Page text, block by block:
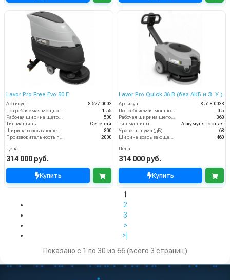
Lavor Pro Free Evo 50 E
Артикул
8.527.0003
Потребляемая мощность (кВт)
1.55
Рабочая ширина щеток (мм)
500
Тип машины
Сетевая
Ширина всасывающей балки (мм)
800
Производительность по площади (м2/ч)
2000
Цена
314 000 руб.
Купить
Lavor Pro Quick 36 B (без АКБ и З. У.)
Артикул
8.518.0038
Потребляемая мощность (кВт)
0.5
Рабочая ширина щеток (мм)
360
Тип машины
Аккумуляторная
Уровень шума (дБ)
68
Ширина всасывающей балки (мм)
460
Цена
314 000 руб.
Купить
1
2
3
>
>|
Показано с 1 по 30 из 66 (всего 3 страниц)